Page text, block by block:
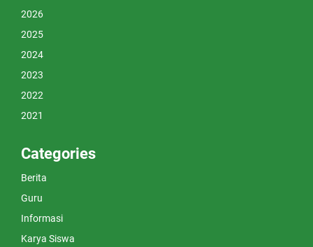
2026
2025
2024
2023
2022
2021
Categories
Berita
Guru
Informasi
Karya Siswa